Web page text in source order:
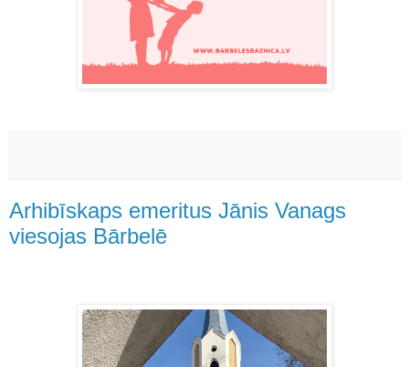
Arhibīskaps emeritus Jānis Vanags
viesojas Bārbelē